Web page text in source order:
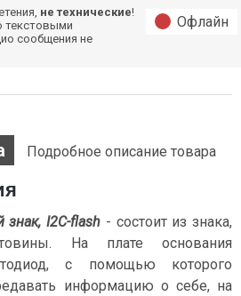
не технические!
текстовыми
сообщения не
Офлайн
Подробное описание товара
I2C-flash - состоит из знака,
На плате основания
с помощью которого
информацию о себе, на